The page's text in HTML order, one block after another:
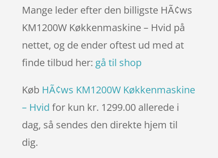
Mange leder efter den billigste HÃ¢ws
KM1200W Køkkenmaskine – Hvid på
nettet, og de ender oftest ud med at
finde tilbud her: gå til shop
Køb HÃ¢ws KM1200W Køkkenmaskine
– Hvid for kun kr. 1299.00 allerede i
dag, så sendes den direkte hjem til
dig.